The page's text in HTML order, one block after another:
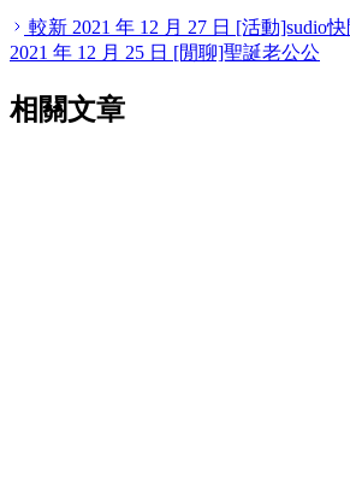
較新 2021 年 12 月 27 日 [活動]sudio
2021 年 12 月 25 日 [閒聊]聖誕老公公
相關文章